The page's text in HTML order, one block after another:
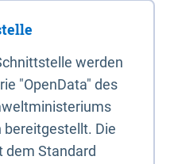
werden
"OpenData" des
bereitgestellt. Die
Standard